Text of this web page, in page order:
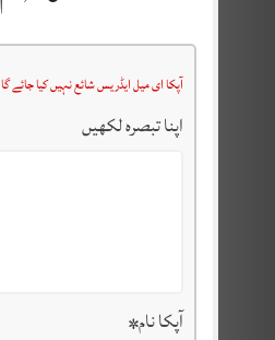
آپکا ای میل ایڈریس شائع نہیں کیا جائے گا
اپنا تبصرہ لکھیں
آپکا نام*